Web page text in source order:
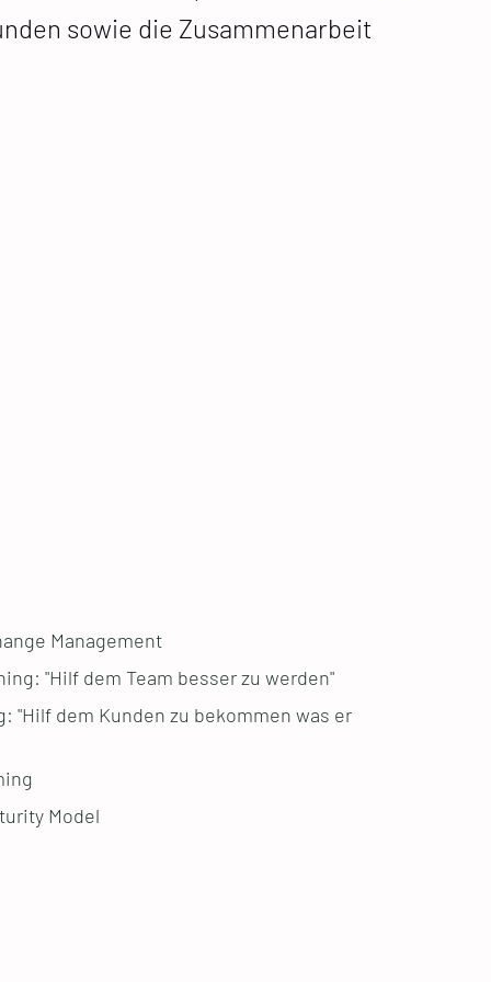
sowie die Zusammenarbeit
Management
"Hilf dem Team besser zu werden"
"Hilf dem Kunden zu bekommen was er
Model